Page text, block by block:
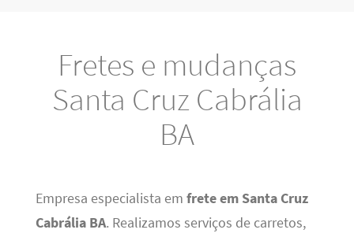
Fretes e mudanças
Santa Cruz Cabrália
BA
Empresa especialista em frete em Santa Cruz
Cabrália BA. Realizamos serviços de carretos,